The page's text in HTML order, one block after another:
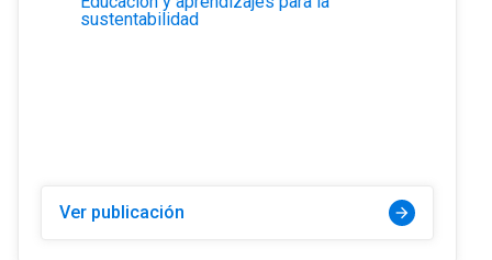
sustentabilidad
Ver publicación arrow_forward